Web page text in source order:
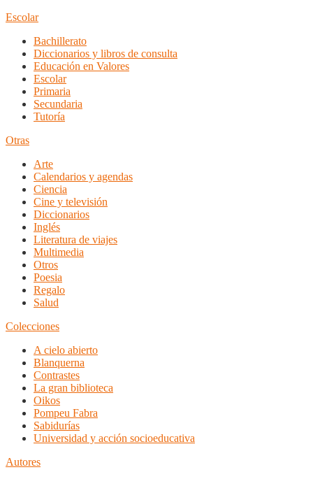
Escolar
Bachillerato
Diccionarios y libros de consulta
Educación en Valores
Escolar
Primaria
Secundaria
Tutoría
Otras
Arte
Calendarios y agendas
Ciencia
Cine y televisión
Diccionarios
Inglés
Literatura de viajes
Multimedia
Otros
Poesia
Regalo
Salud
Colecciones
A cielo abierto
Blanquerna
Contrastes
La gran biblioteca
Oikos
Pompeu Fabra
Sabidurías
Universidad y acción socioeducativa
Autores